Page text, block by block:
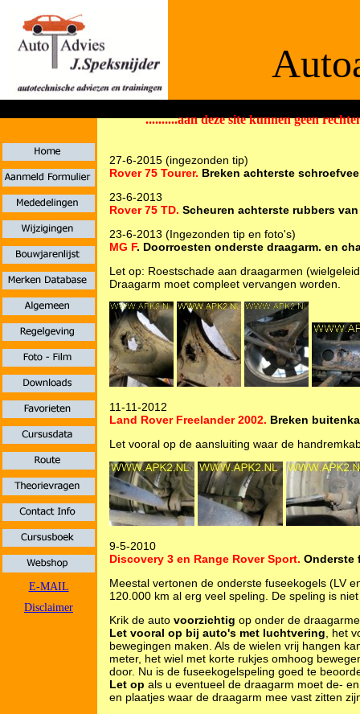
E-MAIL
Disclaimer
27-6-2015 (ingezonden tip)
Rover 75 Tourer. Breken achterste
23-6-2013
Rover 75 TD. Scheuren achterste rubbers
23-6-2013 (Ingezonden tip en foto's)
MG F. Doorroesten onderste draagarm. en
Let op: Roestschade aan draagarmen
Draagarm moet compleet vervangen worden.
11-11-2012
Land Rover Freelander 2002. Breken
Let vooral op de aansluiting waar de
9-5-2010
Discovery 3 en Range Rover Sport. Onderste
Meestal vertonen de onderste fuseekogels (LV
120.000 km al erg veel speling. De speling is
Krik de auto voorzichtig op onder de
Let vooral op bij auto's met luchtvering , het
bewegingen maken. Als de wielen vrij hangen
meter, het wiel met korte rukjes omhoog
door. Nu is de fuseekogelspeling goed te
Let op als u eventueel de draagarm moet de-
en plaatjes waar de draagarm mee vast zitten
..........aan deze site kunnen geen